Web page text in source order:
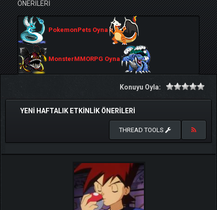
ÖNERİLERİ
PokemonPets Oyna
MonsterMMORPG Oyna
Konuyu Oyla:
YENİ HAFTALIK ETKİNLİK ÖNERİLERİ
THREAD TOOLS